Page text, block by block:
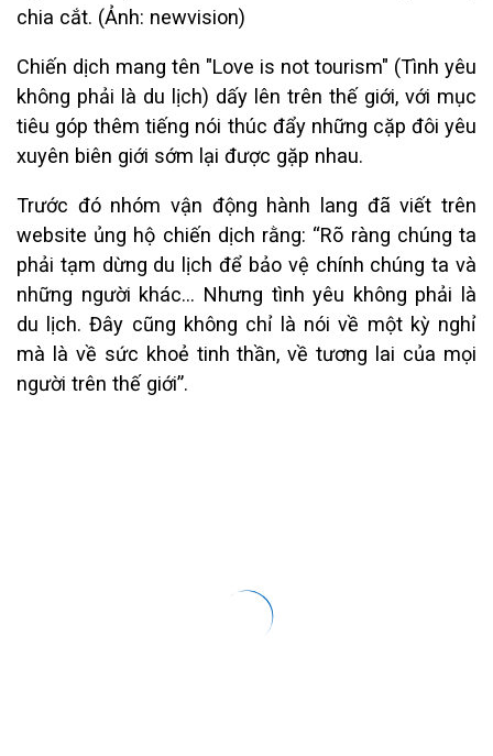
chia cắt. (Ảnh: newvision)
Chiến dịch mang tên "Love is not tourism" (Tình yêu
không phải là du lịch) dấy lên trên thế giới, với mục
tiêu góp thêm tiếng nói thúc đẩy những cặp đôi yêu
xuyên biên giới sớm lại được gặp nhau.
Trước đó nhóm vận động hành lang đã viết trên
website ủng hộ chiến dịch rằng: “Rõ ràng chúng ta
phải tạm dừng du lịch để bảo vệ chính chúng ta và
những người khác… Nhưng tình yêu không phải là
du lịch. Đây cũng không chỉ là nói về một kỳ nghỉ
mà là về sức khoẻ tinh thần, về tương lai của mọi
người trên thế giới”.